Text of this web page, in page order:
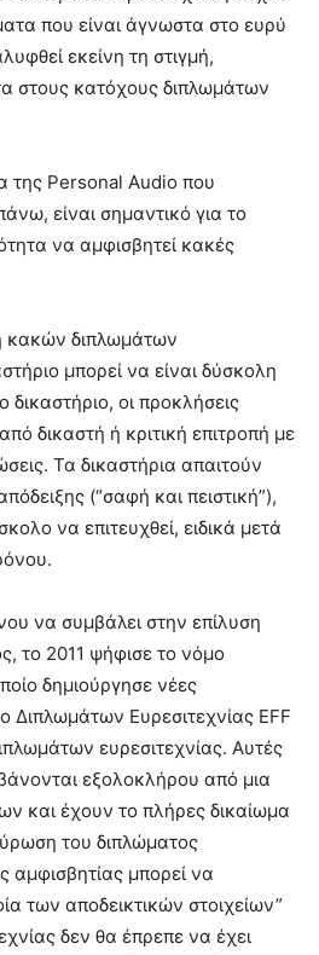
που είναι άγνωστα στο ευρύ
εκείνη τη στιγμή,
στους κατόχους διπλωμάτων
της Personal Audio που
είναι σημαντικό για το
να αμφισβητεί κακές
κακών διπλωμάτων
μπορεί να είναι δύσκολη
οι προκλήσεις
δικαστή ή κριτική επιτροπή με
Τα δικαστήρια απαιτούν
(“σαφή και πειστική”),
να επιτευχθεί, ειδικά μετά
να συμβάλει στην επίλυση
το 2011 ψήφισε το νόμο
δημιούργησε νέες
Διπλωμάτων Ευρεσιτεχνίας EFF
ευρεσιτεχνίας. Αυτές
εξολοκλήρου από μια
και έχουν το πλήρες δικαίωμα
του διπλώματος
αμφισβητίας μπορεί να
των αποδεικτικών στοιχείων”
δεν θα έπρεπε να έχει